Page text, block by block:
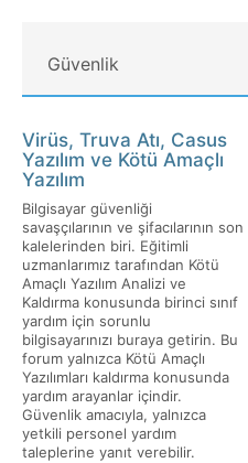
Güvenlik
Virüs, Truva Atı, Casus
Yazılım ve Kötü Amaçlı
Yazılım
Bilgisayar güvenliği
savaşçılarının ve şifacılarının son
kalelerinden biri. Eğitimli
uzmanlarımız tarafından Kötü
Amaçlı Yazılım Analizi ve
Kaldırma konusunda birinci sınıf
yardım için sorunlu
bilgisayarınızı buraya getirin. Bu
forum yalnızca Kötü Amaçlı
Yazılımları kaldırma konusunda
yardım arayanlar içindir.
Güvenlik amacıyla, yalnızca
yetkili personel yardım
taleplerine yanıt verebilir.